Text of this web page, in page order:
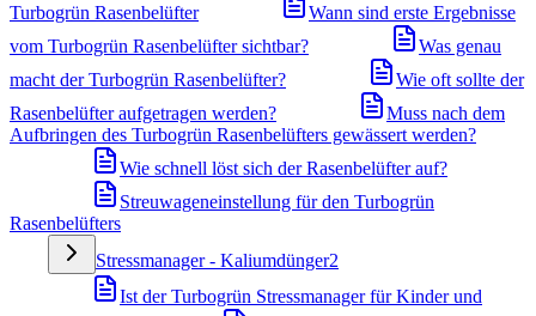
Turbogrün Rasenbelüfter
Wann sind erste Ergebnisse
vom Turbogrün Rasenbelüfter sichtbar?
Was genau
macht der Turbogrün Rasenbelüfter?
Wie oft sollte der
Rasenbelüfter aufgetragen werden?
Muss nach dem
Aufbringen des Turbogrün Rasenbelüfters gewässert werden?
Wie schnell löst sich der Rasenbelüfter auf?
Streuwageneinstellung für den Turbogrün
Rasenbelüfters
Stressmanager - Kaliumdünger2
Ist der Turbogrün Stressmanager für Kinder und